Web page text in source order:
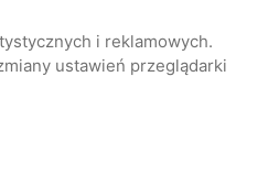
i reklamowych.
ustawień przeglądarki